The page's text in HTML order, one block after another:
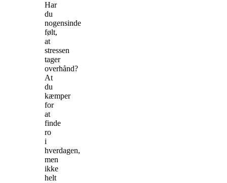
Har
du
nogensinde
følt,
at
stressen
tager
overhånd?
At
du
kæmper
for
at
finde
ro
i
hverdagen,
men
ikke
helt